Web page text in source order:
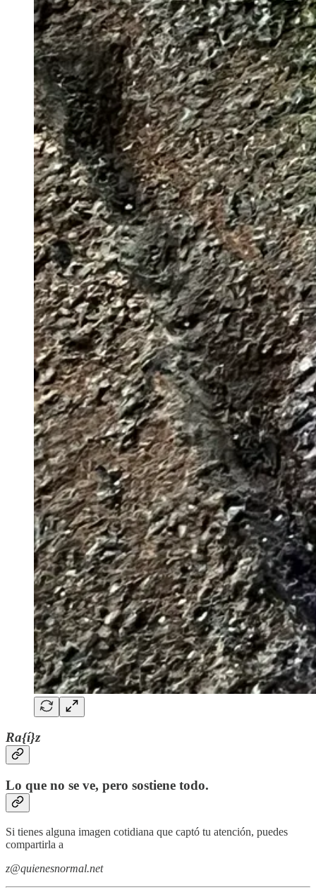
Ra{í}z
Lo que no se ve, pero sostiene todo.
Si tienes alguna imagen cotidiana que captó tu atención, puedes
compartirla a
z@quienesnormal.net